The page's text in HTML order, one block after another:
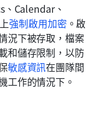
Calendar、
強制啟用加密 。啟
況下被存取，檔案
和儲存限制，以防
敏感資訊在團隊間
工作的情況下。